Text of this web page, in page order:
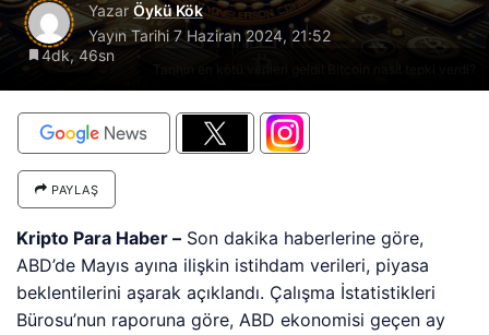
Yazar Öykü Kök
Yayın Tarihi 7 Haziran 2024, 21:52
4dk, 46sn
PAYLAŞ
Kripto Para Haber – Son dakika haberlerine göre,
ABD’de Mayıs ayına ilişkin istihdam verileri, piyasa
beklentilerini aşarak açıklandı. Çalışma İstatistikleri
Bürosu’nun raporuna göre, ABD ekonomisi geçen ay